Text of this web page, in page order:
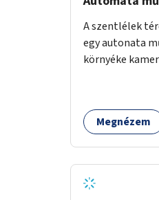
A szentlélek
egy autonata
környéke
leghasznosabb
is igen nagy.
Megnézem